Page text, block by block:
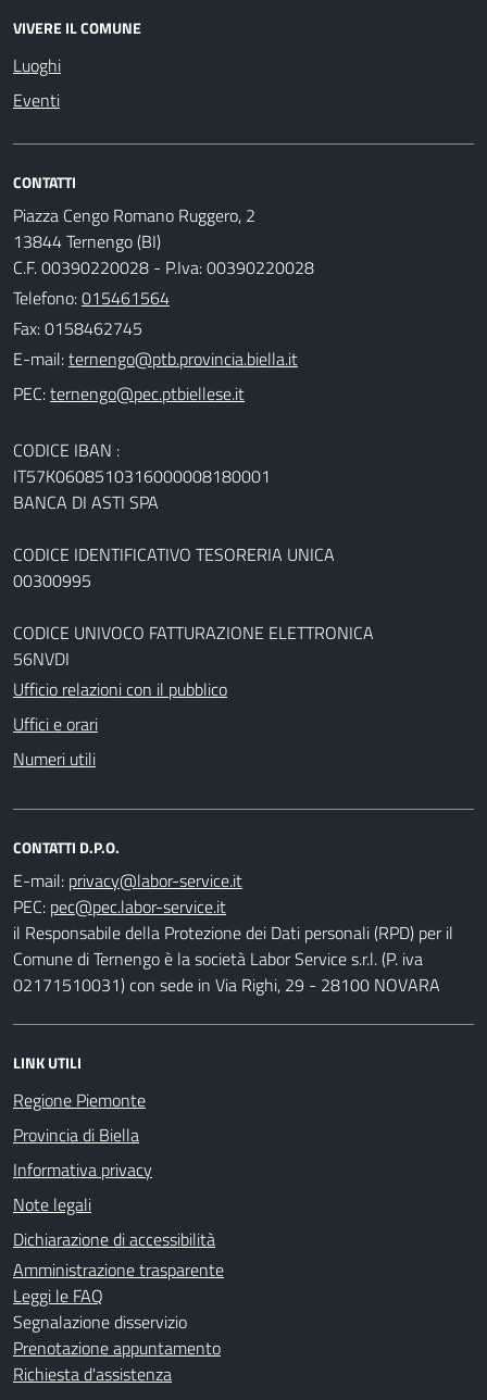
VIVERE IL COMUNE
Luoghi
Eventi
CONTATTI
Piazza Cengo Romano Ruggero, 2
13844 Ternengo (BI)
C.F. 00390220028 - P.Iva: 00390220028
Telefono:015461564
Fax: 0158462745
E-mail:
PEC:
CODICE IBAN :
IT57K0608510316000008180001
BANCA DI ASTI SPA
CODICE IDENTIFICATIVO TESORERIA UNICA
00300995
CODICE UNIVOCO FATTURAZIONE ELETTRONICA
56NVDI
Ufficio relazioni con il pubblico
Uffici e orari
Numeri utili
CONTATTI D.P.O.
E-mail:
PEC:
il Responsabile della Protezione dei Dati personali (RPD) per il
Comune di Ternengo è la società Labor Service s.r.l. (P. iva
02171510031) con sede in Via Righi, 29 - 28100 NOVARA
LINK UTILI
Regione Piemonte
Provincia di Biella
Informativa privacy
Note legali
Dichiarazione di accessibilità
Amministrazione trasparente
Leggi le FAQ
Segnalazione disservizio
Prenotazione appuntamento
Richiesta d'assistenza